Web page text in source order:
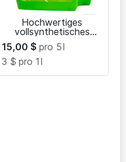
Hochwertiges
vollsynthetisches
Motoröl 5W-30
15,00 $ pro 5l
3 $ pro 1 l